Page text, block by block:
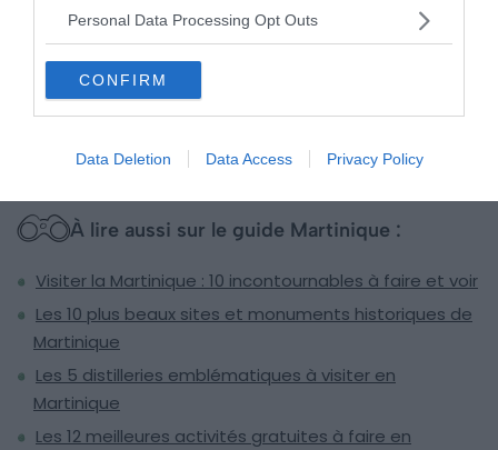
Personal Data Processing Opt Outs
CONFIRM
Data Deletion Data Access Privacy Policy
à des prix raisonnables, y
compris du rhum blanc, du rhum vieux et des cocktails
élégants. Malgré ces annulations, les organisateurs du
festival restent positifs et prévoient bientôt le retour de
cette traditionnelle fête.
À lire aussi sur le guide Martinique :
Visiter la Martinique : 10 incontournables à faire et voir
Les 10 plus beaux sites et monuments historiques de
Martinique
Les 5 distilleries emblématiques à visiter en
Martinique
Les 12 meilleures activités gratuites à faire en